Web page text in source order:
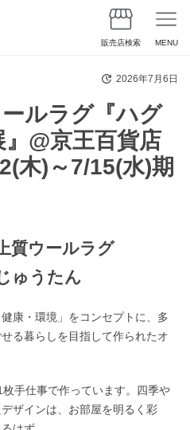
販売店検索 MENU
ールラグ『ハグ
@京王百貨店
木)～7/15(水)期
2026年7月6日
質ウールラグ
ゅうたん
康・環境」をコンセプトに、多
る暮らしを目指して作られたオ
枚手仕事で作っています。四季や
ザインは、お部屋を明るく彩